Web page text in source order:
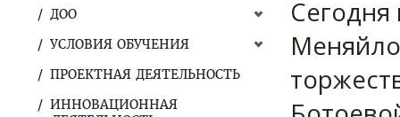
ДОО
УСЛОВИЯ ОБУЧЕНИЯ
ПРОЕКТНАЯ ДЕЯТЕЛЬНОСТЬ
ИННОВАЦИОННАЯ